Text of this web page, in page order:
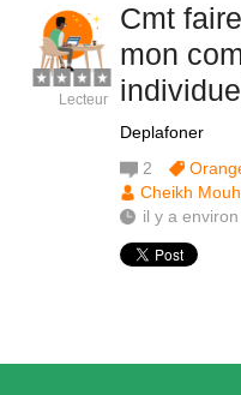
Cmt
mon
Deplafoner
Lecteur
2
Cheikh
il y a